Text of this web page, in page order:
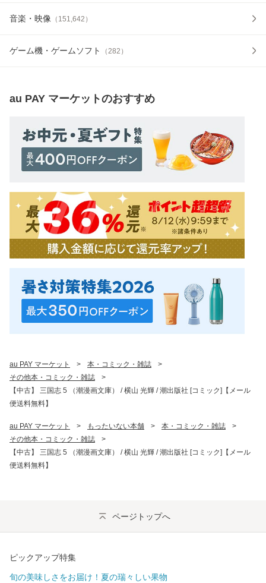
音楽・映像 （ 151,642 ）
ゲーム機・ゲームソフト （282 ）
au PAY マーケットのおすすめ
au PAY マーケット > 本・コミック・雑誌
>
その他本・コミック・雑誌
>
【中古】 三国志 5 （潮漫画文庫） / 横山 光輝 / 潮出版社 [コミック]【メール
便送料無料】
au PAY マーケット > もったいない本舗 > 本・コミック・雑誌
>
その他本・コミック・雑誌
>
【中古】 三国志 5 （潮漫画文庫） / 横山 光輝 / 潮出版社 [コミック]【メール
便送料無料】
ページトップへ
ピックアップ特集
旬の美味しさをお届け！夏の瑞々しい果物